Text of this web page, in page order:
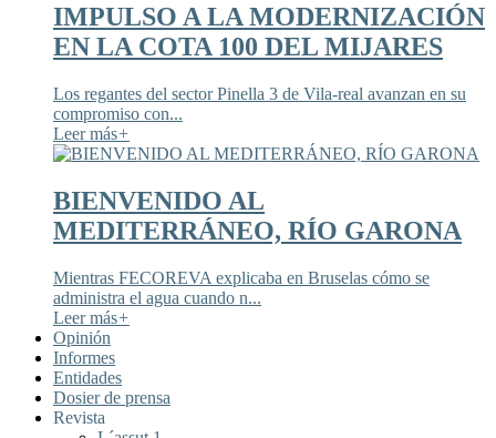
IMPULSO A LA MODERNIZACIÓN
EN LA COTA 100 DEL MIJARES
Los regantes del sector Pinella 3 de Vila-real avanzan en su
compromiso con...
Leer más+
BIENVENIDO AL
MEDITERRÁNEO, RÍO GARONA
Mientras FECOREVA explicaba en Bruselas cómo se
administra el agua cuando n...
Leer más+
Opinión
Informes
Entidades
Dosier de prensa
Revista